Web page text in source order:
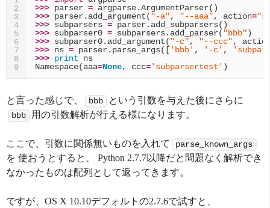
2
3
4
5
6
7
8
9
>>> parser = argparse.ArgumentParser()
>>> parser.add_argument( "-a", "--aaa", action=
>>> subparsers = parser.add_subparsers()
>>> subparser0 = subparsers.add_parser( "bbb")
>>> subparser0.add_argument( "-c", "--ccc",
>>> ns = parser.parse_args([ 'bbb' , '-c' ,
>>> print
ns
Namespace(aaa=None, ccc='subparsertest' )
と言った感じで、 bbb という引数を与えた後にさらに
bbb 用の引数解析が行える様になります。
ここで、引数に関係無いものを入れて parse_known_args
を 使おうとすると、 Python 2.7.7以降だと問題なく解析でき
なかったものは配列として返ってきます。
ですが、OS X 10.10デフォルトの2.7.6で試すと、